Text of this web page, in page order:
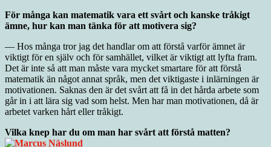
För många kan matematik vara ett svårt och kanske tråkigt
ämne, hur kan man tänka för att motivera sig?
— Hos många tror jag det handlar om att förstå varför ämnet är
viktigt för en själv och för samhället, vilket är viktigt att lyfta fram.
Det är inte så att man måste vara mycket smartare för att förstå
matematik än något annat språk, men det viktigaste i inlärningen är
motivationen. Saknas den är det svårt att få in det hårda arbete som
går in i att lära sig vad som helst. Men har man motivationen, då är
arbetet varken hårt eller tråkigt.
Vilka knep har du om man har svårt att förstå matten?